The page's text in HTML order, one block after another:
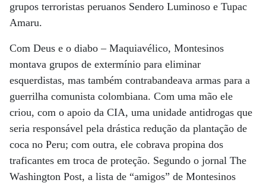
grupos terroristas peruanos Sendero Luminoso e Tupac
Amaru.
Com Deus e o diabo – Maquiavélico, Montesinos
montava grupos de extermínio para eliminar
esquerdistas, mas também contrabandeava armas para a
guerrilha comunista colombiana. Com uma mão ele
criou, com o apoio da CIA, uma unidade antidrogas que
seria responsável pela drástica redução da plantação de
coca no Peru; com outra, ele cobrava propina dos
traficantes em troca de proteção. Segundo o jornal The
Washington Post, a lista de “amigos” de Montesinos